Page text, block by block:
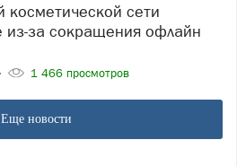
из-за сокращения офлайн
1 466 просмотров
Еще новости